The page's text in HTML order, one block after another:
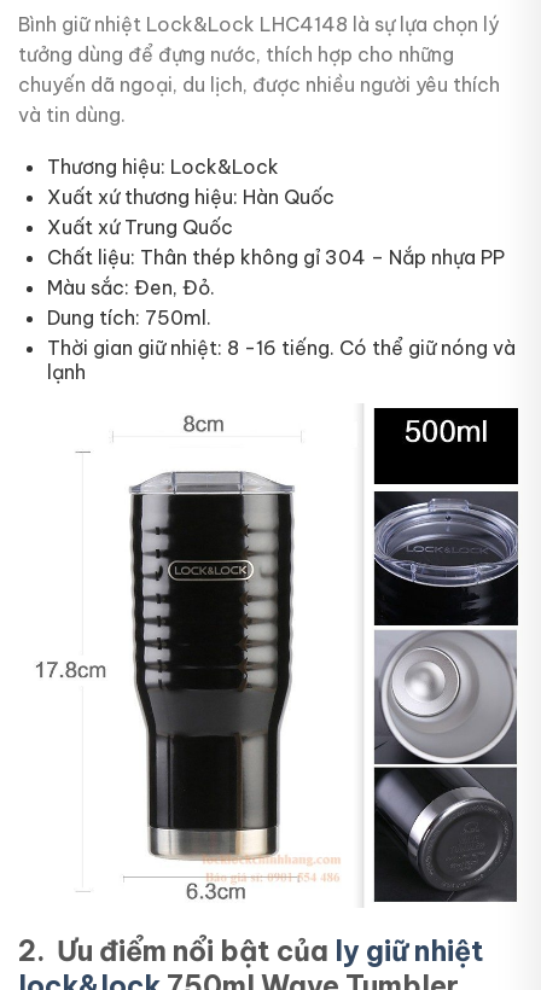
Bình giữ nhiệt Lock&Lock LHC4148 là sự lựa chọn lý
tưởng dùng để đựng nước, thích hợp cho những
chuyến dã ngoại, du lịch, được nhiều người yêu thích
và tin dùng.
Thương hiệu: Lock&Lock
Xuất xứ thương hiệu: Hàn Quốc
Xuất xứ Trung Quốc
Chất liệu: Thân thép không gỉ 304 – Nắp nhựa PP
Màu sắc: Đen, Đỏ.
Dung tích: 750ml.
Thời gian giữ nhiệt: 8 -16 tiếng. Có thể giữ nóng và
lạnh
2. Ưu điểm nổi bật của ly giữ nhiệt